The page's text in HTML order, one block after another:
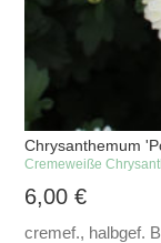
Chrysanthemum
Cremeweiße
6,00€
cremef., halbgef.